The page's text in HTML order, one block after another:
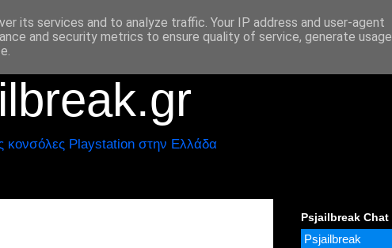
κονσόλες Playstation στην Ελλάδα
Psjailbreak Chat
its services and to analyze traffic. Your IP address and user-agent
and security metrics to ensure quality of service, generate usage